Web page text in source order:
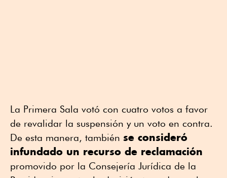
La Primera Sala votó con cuatro votos a favor
de revalidar la suspensión y un voto en contra.
De esta manera, también se consideró
infundado un recurso de reclamación
promovido por la Consejería Jurídica de la